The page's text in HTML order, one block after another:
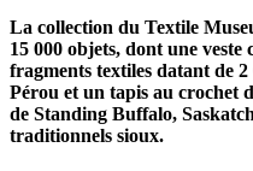
La collection du Textile
15 000 objets, dont une veste
fragments textiles datant de 2
Pérou et un tapis au crochet
de Standing Buffalo,
traditionnels sioux.